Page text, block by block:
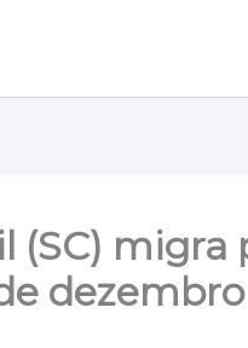
(SC)
dezembro